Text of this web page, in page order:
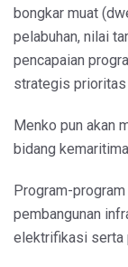
bongkar muat
pelabuhan, nilai
pencapaian
strategis prioritas
Menko pun akan
bidang
Program-
pembangunan
elektrifikasi serta